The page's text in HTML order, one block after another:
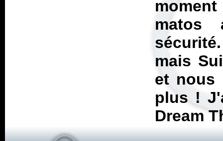
matos
mais
et nous
plus !
Dream